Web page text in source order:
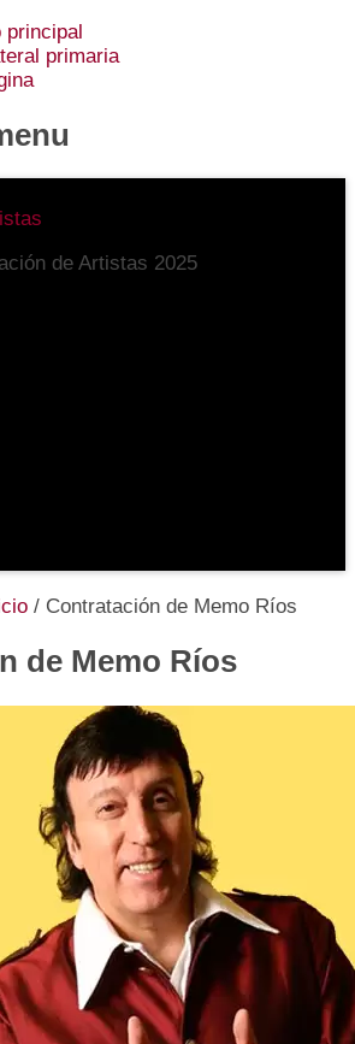
principal
primaria
de Artistas 2025
/ Contratación de Memo Ríos
de Memo Ríos